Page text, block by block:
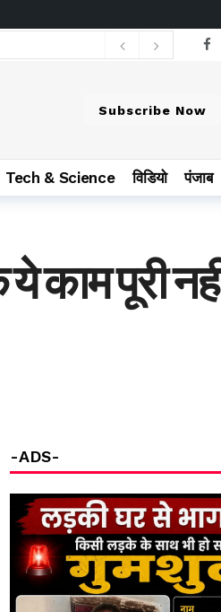
समय पर पहचान, रायपुर
Subscribe Now
Tech & Science विडियो पंजाब
काम पूरी
-ADS-